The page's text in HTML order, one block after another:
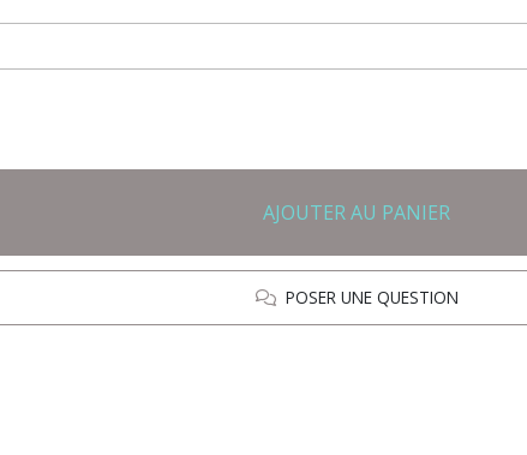
AJOUTER AU PANIER
POSER UNE QUESTION